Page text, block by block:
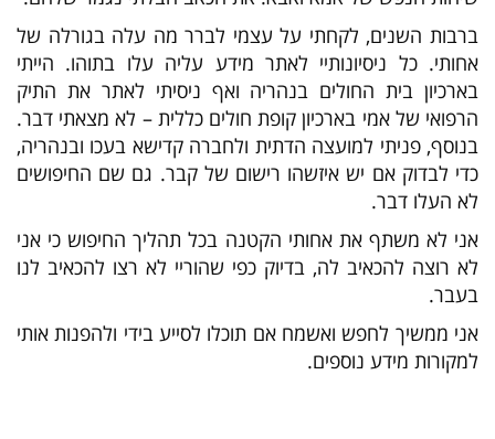
ברבות השנים, לקחתי על עצמי לברר מה עלה בגורלה של
אחותי. כל ניסיונותיי לאתר מידע עליה עלו בתוהו. הייתי
בארכיון בית החולים בנהריה ואף ניסיתי לאתר את התיק
הרפואי של אמי בארכיון קופת חולים כללית – לא מצאתי דבר.
בנוסף, פניתי למועצה הדתית ולחברה קדישא בעכו ובנהריה,
כדי לבדוק אם יש איזשהו רישום של קבר. גם שם החיפושים
לא העלו דבר.
אני לא משתף את אחותי הקטנה בכל תהליך החיפוש כי אני
לא רוצה להכאיב לה, בדיוק כפי שהוריי לא רצו להכאיב לנו
בעבר.
אני ממשיך לחפש ואשמח אם תוכלו לסייע בידי ולהפנות אותי
למקורות מידע נוספים.